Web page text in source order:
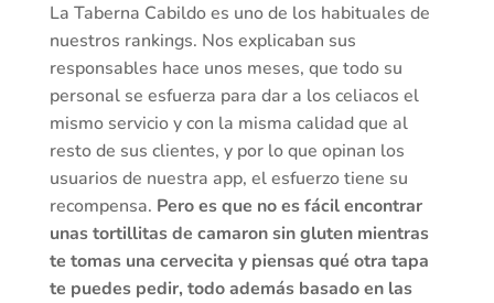
La Taberna Cabildo es uno de los habituales de
nuestros rankings. Nos explicaban sus
responsables hace unos meses, que todo su
personal se esfuerza para dar a los celiacos el
mismo servicio y con la misma calidad que al
resto de sus clientes, y por lo que opinan los
usuarios de nuestra app, el esfuerzo tiene su
recompensa. Pero es que no es fácil encontrar
unas tortillitas de camaron sin gluten mientras
te tomas una cervecita y piensas qué otra tapa
te puedes pedir, todo además basado en las